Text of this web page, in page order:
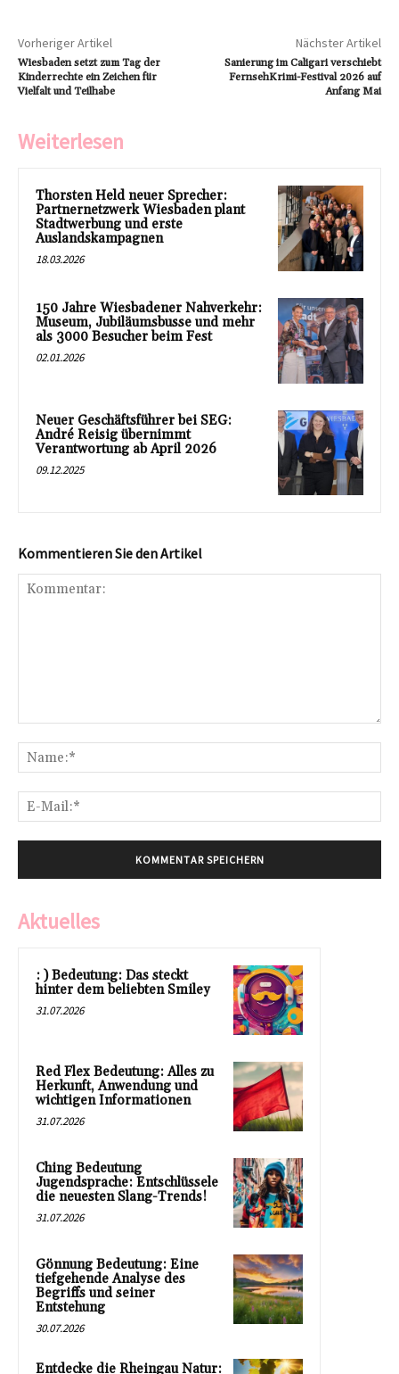
Vorheriger Artikel
Wiesbaden setzt zum Tag der
Kinderrechte ein Zeichen für
Vielfalt und Teilhabe
Nächster Artikel
Sanierung im Caligari verschiebt
FernsehKrimi-Festival 2026 auf
Anfang Mai
Weiterlesen
Thorsten Held neuer Sprecher:
Partnernetzwerk Wiesbaden plant
Stadtwerbung und erste
Auslandskampagnen
18.03.2026
150 Jahre Wiesbadener Nahverkehr:
Museum, Jubiläumsbusse und mehr
als 3000 Besucher beim Fest
02.01.2026
Neuer Geschäftsführer bei SEG:
André Reisig übernimmt
Verantwortung ab April 2026
09.12.2025
Kommentieren Sie den Artikel
Aktuelles
: ) Bedeutung: Das steckt
hinter dem beliebten Smiley
31.07.2026
Red Flex Bedeutung: Alles zu
Herkunft, Anwendung und
wichtigen Informationen
31.07.2026
Ching Bedeutung
Jugendsprache: Entschlüssele
die neuesten Slang-Trends!
31.07.2026
Gönnung Bedeutung: Eine
tiefgehende Analyse des
Begriffs und seiner
Entstehung
30.07.2026
Entdecke die Rheingau Natur: